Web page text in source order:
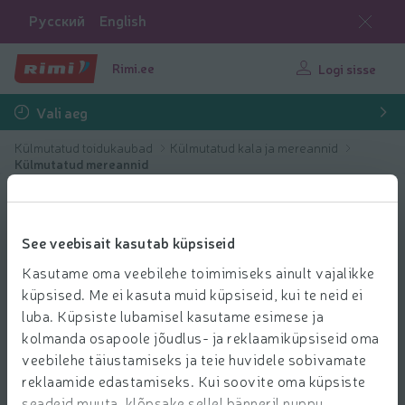
See veebisait kasutab küpsiseid
Kasutame oma veebilehe toimimiseks ainult vajalikke
küpsised. Me ei kasuta muid küpsiseid, kui te neid ei
luba. Küpsiste lubamisel kasutame esimese ja
kolmanda osapoole jõudlus- ja reklaamiküpsiseid oma
veebilehe täiustamiseks ja teie huvidele sobivamate
reklaamide edastamiseks. Kui soovite oma küpsiste
Русский English
Rimi.ee Logi sisse
Vali aeg
Külmutatud toidukaubad
Külmutatud kala ja mereannid
Külmutatud mereannid